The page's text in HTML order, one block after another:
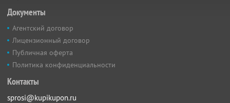
Документы
Агентский договор
Лицензионный договор
Публичная оферта
Политика конфиденциальности
Контакты
sprosi@kupikupon.ru